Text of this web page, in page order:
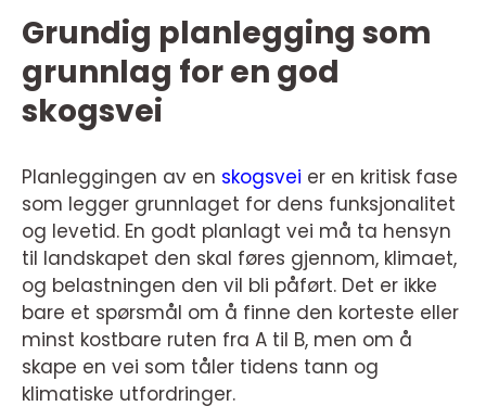
Grundig planlegging som
grunnlag for en god
skogsvei
Planleggingen av en skogsvei er en kritisk fase
som legger grunnlaget for dens funksjonalitet
og levetid. En godt planlagt vei må ta hensyn
til landskapet den skal føres gjennom, klimaet,
og belastningen den vil bli påført. Det er ikke
bare et spørsmål om å finne den korteste eller
minst kostbare ruten fra A til B, men om å
skape en vei som tåler tidens tann og
klimatiske utfordringer.